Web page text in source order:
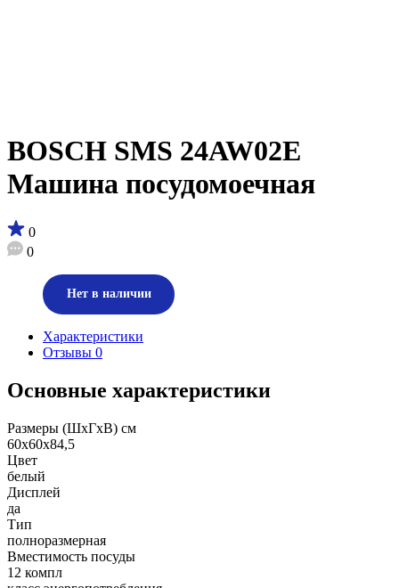
BOSCH SMS 24AW02E
Машина посудомоечная
0
0
Нет в наличии
Характеристики
Отзывы 0
Основные характеристики
Размеры (ШхГхВ) см
60х60х84,5
Цвет
белый
Дисплей
да
Тип
полноразмерная
Вместимость посуды
12 компл